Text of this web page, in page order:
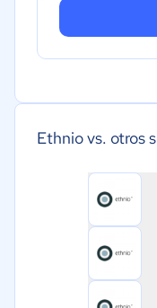
Ethnio vs. otros